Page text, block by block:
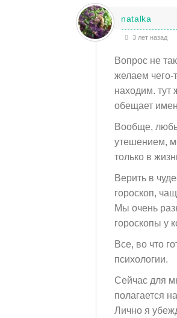
natalka
3 лет назад
Вопрос не
желаем чего-
находим. тут
обещает
Вообще,
утешением,
только в
Верить в
гороскоп,
Мы очень
гороскопы у
Все, во что
психологии.
Сейчас для
полагается
Лично я